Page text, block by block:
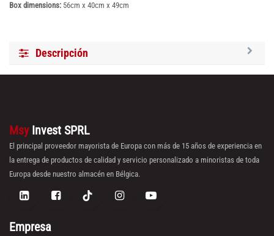
Box dimensions: 56cm x 40cm x 49cm
Descripción
Msy Invest SPRL
El principal proveedor mayorista de Europa con más de 15 años de experiencia en
la entrega de productos de calidad y servicio personalizado a minoristas de toda
Europa desde nuestro almacén en Bélgica.
Empresa